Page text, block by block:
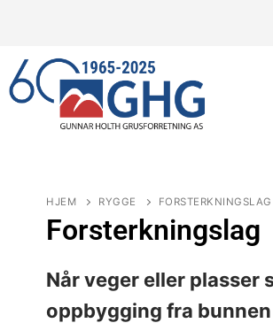
HJEM RYGGE FORSTERKNINGSLAG
Forsterkningslag
Når veger eller plasser
oppbygging fra bunnen